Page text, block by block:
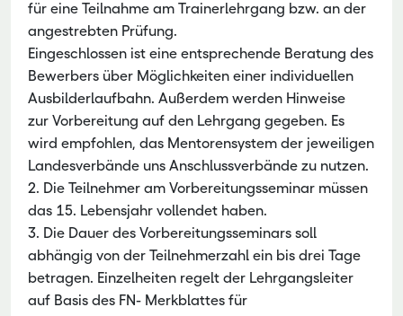
für eine Teilnahme am Trainerlehrgang bzw. an der
angestrebten Prüfung.
Eingeschlossen ist eine entsprechende Beratung des
Bewerbers über Möglichkeiten einer individuellen
Ausbilderlaufbahn. Außerdem werden Hinweise
zur Vorbereitung auf den Lehrgang gegeben. Es
wird empfohlen, das Mentorensystem der jeweiligen
Landesverbände uns Anschlussverbände zu nutzen.
2. Die Teilnehmer am Vorbereitungsseminar müssen
das 15. Lebensjahr vollendet haben.
3. Die Dauer des Vorbereitungsseminars soll
abhängig von der Teilnehmerzahl ein bis drei Tage
betragen. Einzelheiten regelt der Lehrgangsleiter
auf Basis des FN- Merkblattes für